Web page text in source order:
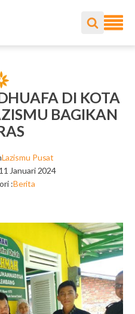
DI KOTA
BAGIKAN
Lazismu Pusat
11 Januari 2024
:Berita